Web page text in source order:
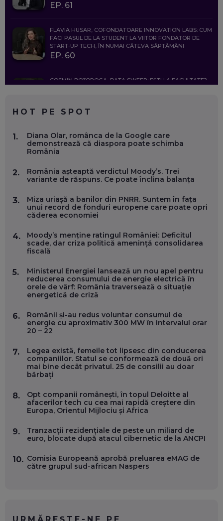
EP. 61
FLAVIA HUSAR, COFONDATOARE INNOVATION LABS: CUM
FACI PASUL DE LA STUDENT LA VIITOR FONDATOR DE
START-UP TECH, ÎN NUMAI CÂTEVA SĂPTĂMÂNI
EP. 60
COSMIN BOȚOROGA, DATA SWEEP: EȘTI LA FACULTATE?
FOLOSEȘTI TEHNOLOGIA CA SĂ FII MAI BUN LA JOB. ȘI CUM
SE VA SCHIMBA MUNCA, ÎN URMĂTORII ANI
EP. 58
MARIUS PAȘCULEA, COFONDATOR AL KULTH: CUM
CĂTRE ARTĂ, LA NIVEL GLOBAL
EP. 57
ANDREI AVĂDANEI, BIT SENTINEL: CUM ÎȚI PROTEJEZI
EFICIENT VIAȚA ONLINE. ȘI CARE SUNT PRIMII PAȘI ÎNTR-O
CARIERĂ DE „HACKER CU PERMIS”
EP. 56
DOINA VÎLCEANU, CONTENTSPEED: VREI SUCCES ONLINE?
ÎNVAȚĂ AEO ȘI GEO!
OLIVIU MATEI, HOLISUN: SOFTWARE DE LA CLUJ PENTRU
VERTICALE FĂRĂ PĂMÂNT
EP. 54
PROCESE, DAR CE FACEM CÂND PICĂ BAZA DE DATE, LA
INSTITUȚIILE STATULUI?
EP. 53
VOICU OPREAN (AROBS): CUM CONSTRUIEȘTI O COMPANIE
GLOBALĂ, FĂRĂ SĂ PIERZI LEGĂTURA CU COMUNITATEA
EP. 52
HOT PE SPOT
1.
Diana Olar, românca de la Google care
demonstrează că diaspora poate schimba
România
2.
România așteaptă verdictul Moody’s. Trei
variante de răspuns. Ce poate înclina balanța
3.
Miza uriașă a banilor din PNRR. Suntem în fața
unui record de fonduri europene care poate opri
căderea economiei
4.
Moody’s menține ratingul României: Deficitul
scade, dar criza politică amenință consolidarea
fiscală
5.
Ministerul Energiei lansează un nou apel pentru
reducerea consumului de energie electrică în
orele de vârf: România traversează o situație
energetică de criză
6.
Românii și-au redus voluntar consumul de
energie cu aproximativ 300 MW în intervalul orar
20 – 22
7.
Legea există, femeile tot lipsesc din conducerea
companiilor. Statul se conformează de două ori
mai bine decât privatul. 25 de consilii au doar
bărbați
8.
Opt companii românești, în topul Deloitte al
afacerilor tech cu cea mai rapidă creștere din
Europa, Orientul Mijlociu și Africa
9.
Tranzacții rezidențiale de peste un miliard de
euro, blocate după atacul cibernetic de la ANCPI
10. Comisia Europeană aprobă preluarea eMAG de
către grupul sud-african Naspers